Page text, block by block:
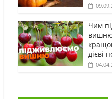
Чим
дієві